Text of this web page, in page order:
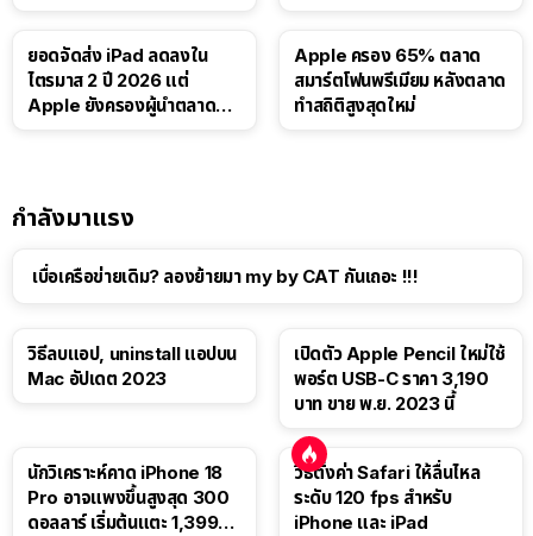
ยอดจัดส่ง iPad ลดลงใน
ไตรมาส 2 ปี 2026 แต่
Apple ยังครองผู้นำตลาด
Apple ครอง 65% ตลาด
สมาร์ตโฟนพรีเมียม หลังตลาด
ทำสถิติสูงสุดใหม่
กำลังมาแรง
เบื่อเครือข่ายเดิม? ลองย้ายมา my by CAT กันเถอะ !!!
วิธีลบแอป, uninstall แอปบน
Mac อัปเดต 2023
เปิดตัว Apple Pencil ใหม่ใช้
พอร์ต USB-C ราคา 3,190
บาท ขาย พ.ย. 2023 นี้
นักวิเคราะห์คาด iPhone 18
Pro อาจแพงขึ้นสูงสุด 300
ดอลลาร์ เริ่มต้นแตะ 1,399
วิธีตั้งค่า Safari ให้ลื่นไหล
ระดับ 120 fps สำหรับ
iPhone และ iPad